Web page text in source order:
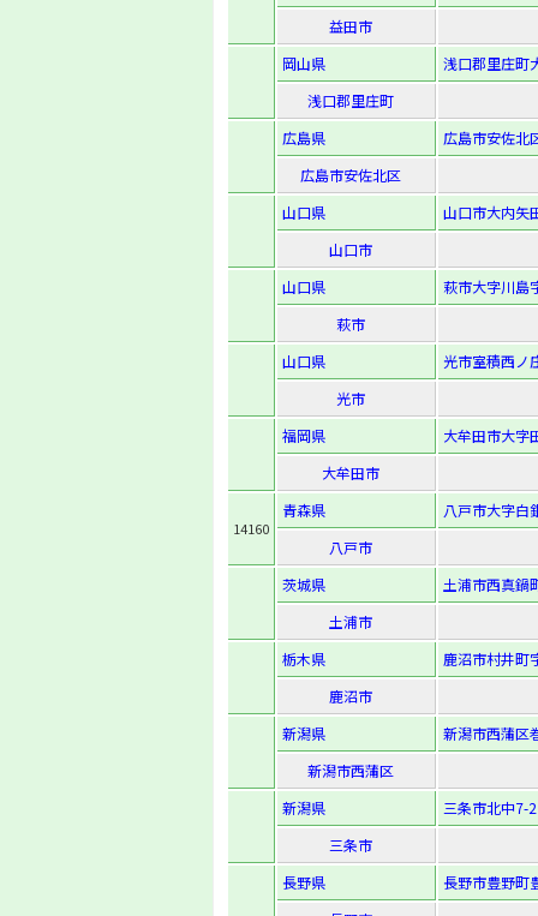
益田市
岡山県
浅口郡里庄町
浅口郡里庄町
広島県
広島市安佐北
広島市安佐北区
山口県
山口市大内矢
山口市
山口県
萩市大字川島
萩市
山口県
光市室積西ノ
光市
福岡県
大牟田市大字
大牟田市
14160
青森県
八戸市大字白
八戸市
茨城県
土浦市西真鍋
土浦市
栃木県
鹿沼市村井町
鹿沼市
新潟県
新潟市西蒲区
新潟市西蒲区
新潟県
三条市北中7-2
三条市
長野県
長野市豊野町